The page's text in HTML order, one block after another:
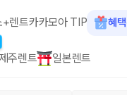
+렌트카카모아 TIP 혜
주렌트 일본렌트